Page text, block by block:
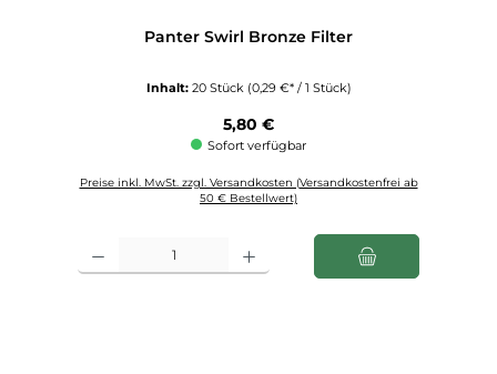
Panter Swirl Bronze Filter
Inhalt: 20 Stück (0,29 €* / 1 Stück)
Regulärer Preis:
5,80 €
Sofort verfügbar
Preise inkl. MwSt. zzgl. Versandkosten (Versandkostenfrei ab
50 € Bestellwert)
Produkt Anzahl: Gib den gewünschten Wert ein oder benutze die